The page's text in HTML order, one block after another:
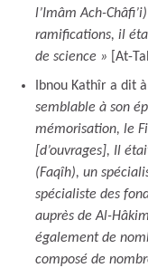
l’Imâm Ach-
ramifications, il
de science » [At-
Ibnou Kathîr a dit
semblable à son
mémorisation, le
[d’ouvrages], Il
(Faqîh), un
spécialiste des
auprès de Al-
également de
composé de